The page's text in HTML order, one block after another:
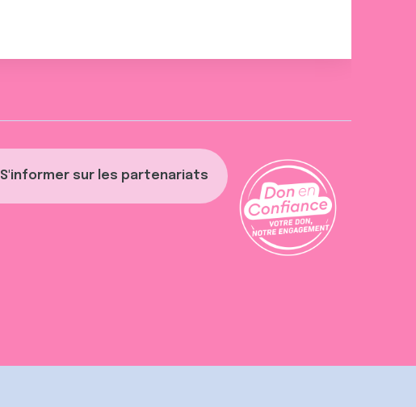
S'informer sur les partenariats